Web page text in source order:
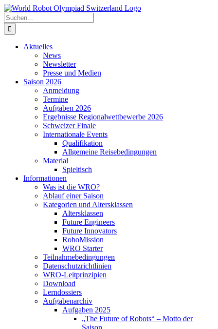
Zum
Inhalt
springen
Suche
nach:
Aktuelles
News
Newsletter
Presse und Medien
Saison 2026
Anmeldung
Termine
Aufgaben 2026
Ergebnisse Regionalwettbewerbe 2026
Schweizer Finale
Internationale Events
Qualifikation
Allgemeine Reisebedingungen
Material
Spieltisch
Informationen
Was ist die WRO?
Ablauf einer Saison
Kategorien und Altersklassen
Altersklassen
Future Engineers
Future Innovators
RoboMission
WRO Starter
Teilnahmebedingungen
Datenschutzrichtlinien
WRO-Leitprinzipien
Download
Lerndossiers
Aufgabenarchiv
Aufgaben 2025
„The Future of Robots“ – Motto der
Saison